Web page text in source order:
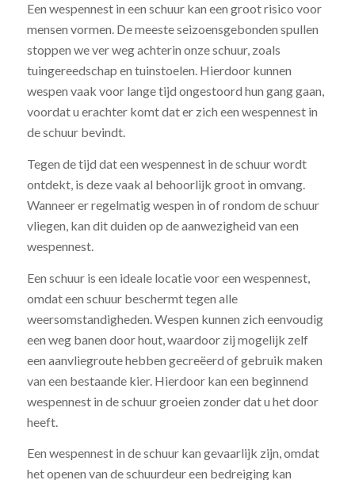
Een wespennest in een schuur kan een groot risico voor
mensen vormen. De meeste seizoensgebonden spullen
stoppen we ver weg achterin onze schuur, zoals
tuingereedschap en tuinstoelen. Hierdoor kunnen
wespen vaak voor lange tijd ongestoord hun gang gaan,
voordat u erachter komt dat er zich een wespennest in
de schuur bevindt.
Tegen de tijd dat een wespennest in de schuur wordt
ontdekt, is deze vaak al behoorlijk groot in omvang.
Wanneer er regelmatig wespen in of rondom de schuur
vliegen, kan dit duiden op de aanwezigheid van een
wespennest.
Een schuur is een ideale locatie voor een wespennest,
omdat een schuur beschermt tegen alle
weersomstandigheden. Wespen kunnen zich eenvoudig
een weg banen door hout, waardoor zij mogelijk zelf
een aanvliegroute hebben gecreëerd of gebruik maken
van een bestaande kier. Hierdoor kan een beginnend
wespennest in de schuur groeien zonder dat u het door
heeft.
Een wespennest in de schuur kan gevaarlijk zijn, omdat
het openen van de schuurdeur een bedreiging kan